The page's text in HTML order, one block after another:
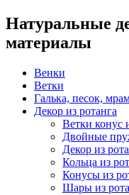
Натуральные
материалы
Венки
Ветки
Галька, песок,
Декор из ротанга
Ветки конус
Двойные
Декор из
Кольца из
Конусы из
Шары из